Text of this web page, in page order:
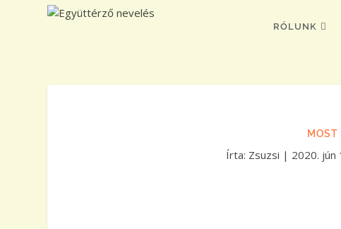
RÓLUNK
MOST
Írta: Zsuzsi | 2020. jún